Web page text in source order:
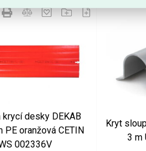
krycí desky DEKAB
PE oranžová CETIN
002336V
Kryt
3 m